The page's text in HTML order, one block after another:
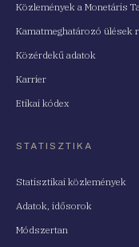
Közlemények a Monetáris
Kamatmeghatározó ülések
Közérdekű adatok
Karrier
Etikai kódex
STATISZTIKA
Statisztikai közlemények
Adatok, idősorok
Módszertan